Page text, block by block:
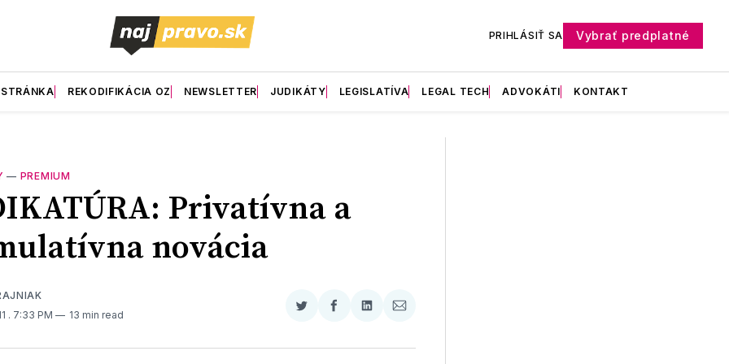
PRIHLÁSIŤ SA Vybrať predplatné
REKODIFIKÁCIA OZ NEWSLETTER JUDIKÁTY LEGISLATÍVA LEGAL TECH ADVOKÁTI KONTAKT
— PREMIUM
Privatívna a
novácia
. 7:33 PM 13 min read
Zdieľať
Twitter
Zdieľať
Facebooku
Zdieľať
LinkedIne
Zdieľať
E-